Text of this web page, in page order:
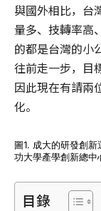
與國外相比，台
量多、技轉率高
的都是台灣的小
往前走一步，目
因此現在有請兩
化。
圖1. 成大的研發創
功大學產學創新總中
目錄